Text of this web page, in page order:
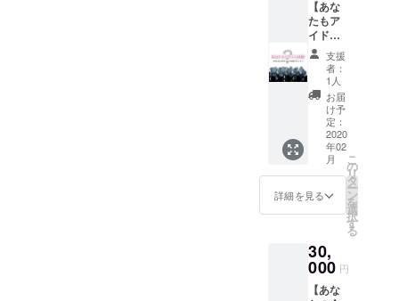
ト全員
のピン
チェキ
（サイ
ン入
り）
【あな
たもア
イドル
体験】
コース
（1時間
貸切）
エミュ
リボン
のス
テージ
で、
キャス
トに照
明・PA
をして
mixコー
ル・ケ
チャま
で...？！
支援
者：
1人
お届
け予
定：
2020
年02
月
詳細を見る
こ
の
リ
タ
ー
ン
を
選
択
す
る
30,
000 円
【あな